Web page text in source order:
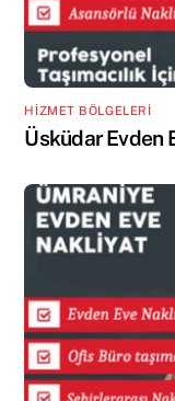
HİZMET BÖLGELERİ
Üsküdar Evden